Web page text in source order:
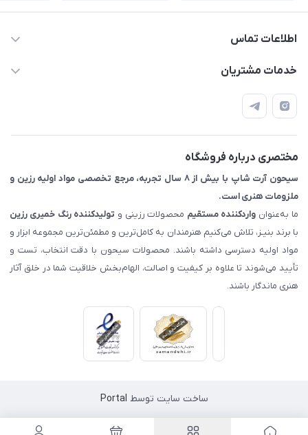
اطلاعات تماس
خدمات مشتریان
📝 قوانین و مقررات
📖 راهنما
مختصری درباره فروشگاه
سیحون آرت شاپ با بیش از ۸ سال تجربه، مرجع تخصصی مواد اولیه رزین و
ملزومات هنری است.
ما به‌عنوان واردکننده مستقیم محصولات رزینی و تولیدکننده رنگ خمیری رزین
با برند بنیـز، تلاش می‌کنیم هنرمندان به کامل‌ترین و مطمئن‌ترین مجموعه ابزار و
مواد اولیه دسترسی داشته باشند. محصولات سیحون با دقت انتخاب، تست و
تأیید می‌شوند تا علاوه بر کیفیت و اصالت، الهام‌بخش خلاقیت شما در خلق آثار
هنری ماندگار باشند.
ساخت سایت توسط Portal